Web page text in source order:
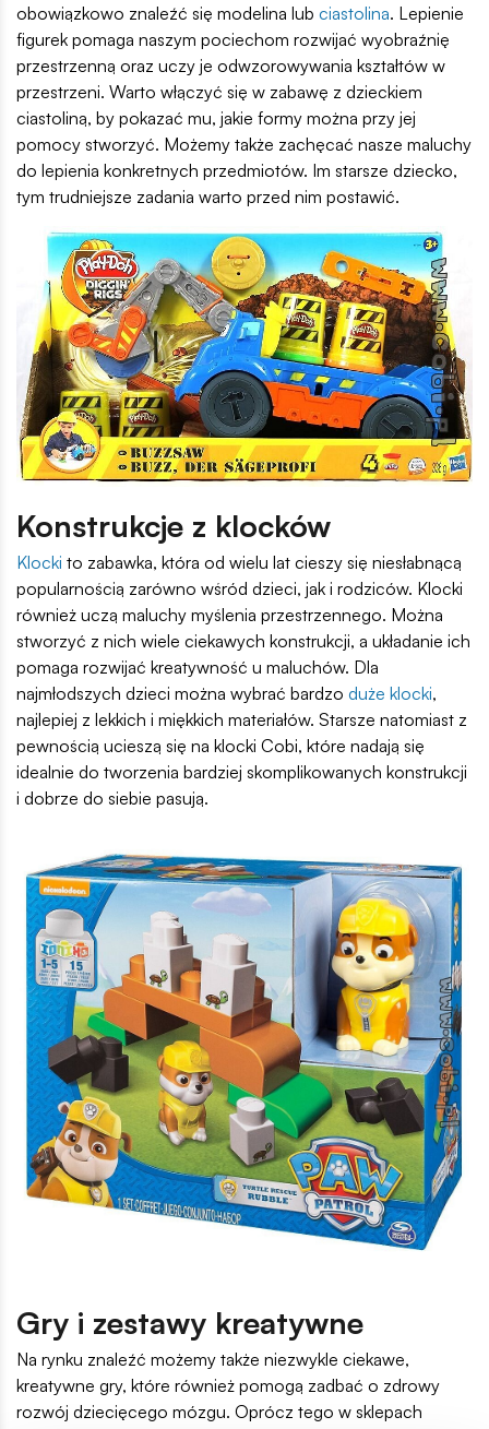
obowiązkowo znaleźć się modelina lub ciastolina. Lepienie
figurek pomaga naszym pociechom rozwijać wyobraźnię
przestrzenną oraz uczy je odwzorowywania kształtów w
przestrzeni. Warto włączyć się w zabawę z dzieckiem
ciastoliną, by pokazać mu, jakie formy można przy jej
pomocy stworzyć. Możemy także zachęcać nasze maluchy
do lepienia konkretnych przedmiotów. Im starsze dziecko,
tym trudniejsze zadania warto przed nim postawić.
Konstrukcje z klocków
Klocki to zabawka, która od wielu lat cieszy się niesłabnącą
popularnością zarówno wśród dzieci, jak i rodziców. Klocki
również uczą maluchy myślenia przestrzennego. Można
stworzyć z nich wiele ciekawych konstrukcji, a układanie ich
pomaga rozwijać kreatywność u maluchów. Dla
najmłodszych dzieci można wybrać bardzo duże klocki,
najlepiej z lekkich i miękkich materiałów. Starsze natomiast z
pewnością ucieszą się na klocki Cobi, które nadają się
idealnie do tworzenia bardziej skomplikowanych konstrukcji
i dobrze do siebie pasują.
Gry i zestawy kreatywne
Na rynku znaleźć możemy także niezwykle ciekawe,
kreatywne gry, które również pomogą zadbać o zdrowy
rozwój dziecięcego mózgu. Oprócz tego w sklepach